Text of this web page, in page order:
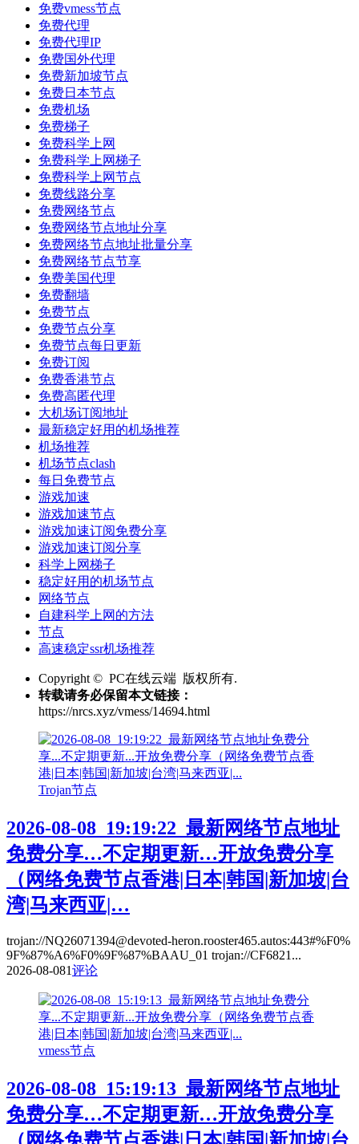
免费vmess节点
免费代理
免费代理IP
免费国外代理
免费新加坡节点
免费日本节点
免费机场
免费梯子
免费科学上网
免费科学上网梯子
免费科学上网节点
免费线路分享
免费网络节点
免费网络节点地址分享
免费网络节点地址批量分享
免费网络节点节享
免费美国代理
免费翻墙
免费节点
免费节点分享
免费节点每日更新
免费订阅
免费香港节点
免费高匿代理
大机场订阅地址
最新稳定好用的机场推荐
机场推荐
机场节点clash
每日免费节点
游戏加速
游戏加速节点
游戏加速订阅免费分享
游戏加速订阅分享
科学上网梯子
稳定好用的机场节点
网络节点
自建科学上网的方法
节点
高速稳定ssr机场推荐
Copyright © PC在线云端 版权所有.
转载请务必保留本文链接：
https://nrcs.xyz/vmess/14694.html
Trojan节点
2026-08-08_19:19:22_最新网络节点地址
免费分享…不定期更新…开放免费分享
（网络免费节点香港|日本|韩国|新加坡|台
湾|马来西亚|…
trojan://NQ26071394@devoted-heron.rooster465.autos:443#%F0%
9F%87%A6%F0%9F%87%BAAU_01 trojan://CF6821...
2026-08-081评论
vmess节点
2026-08-08_15:19:13_最新网络节点地址
免费分享…不定期更新…开放免费分享